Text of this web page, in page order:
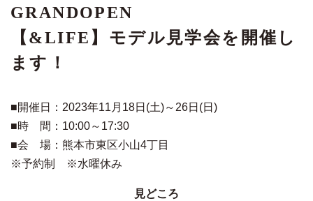
GRANDOPEN
【&LIFE】モデル見学会を開催し
ます！
■開催日： 2023年11月18日 (土)～26日 (日 )
■時 間： 10:00～17:30
■会 場：熊本市東区小山4丁目
※予約制 ※水曜休み
見どころ